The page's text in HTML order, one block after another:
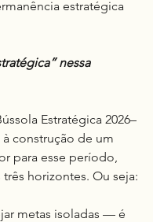
estratégica
nessa
Estratégica 2026–
à construção de um
para esse período,
horizontes. Ou seja:
metas isoladas — é